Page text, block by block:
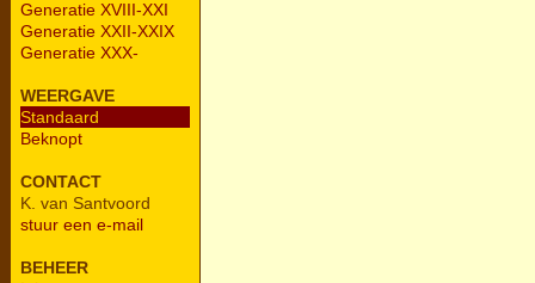
Generatie XVIII-XXI
Generatie XXII-XXIX
Generatie XXX-
WEERGAVE
Standaard
Beknopt
CONTACT
K. van Santvoord
stuur een e-mail
BEHEER